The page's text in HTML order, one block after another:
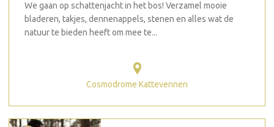
We gaan op schattenjacht in het bos! Verzamel mooie
bladeren, takjes, dennenappels, stenen en alles wat de
natuur te bieden heeft om mee te...
Cosmodrome Kattevennen